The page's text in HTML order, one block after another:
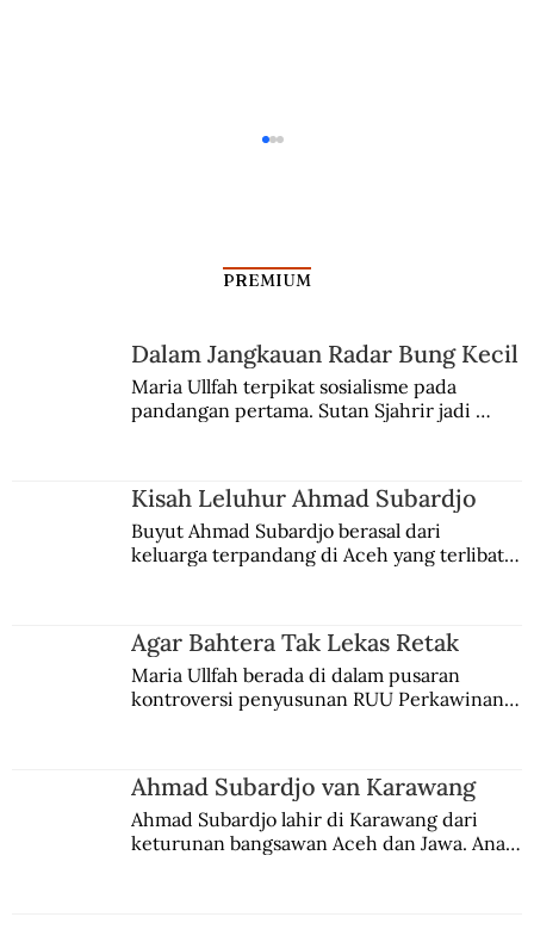
Riwayat Keris Bertuah Milik Diponegoro
PREMIUM
Dalam Jangkauan Radar Bung Kecil
Maria Ullfah terpikat sosialisme pada
pandangan pertama. Sutan Sjahrir jadi
Kisah Leluhur Ahmad Subardjo
Buyut Ahmad Subardjo berasal dari
keluarga terpandang di Aceh yang terlibat
Agar Bahtera Tak Lekas Retak
Maria Ullfah berada di dalam pusaran
kontroversi penyusunan RUU Perkawinan.
Ahmad Subardjo van Karawang
Ahmad Subardjo lahir di Karawang dari
keturunan bangsawan Aceh dan Jawa. Anak